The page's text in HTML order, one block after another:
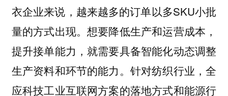
衣企业来说，越来越多的订单以多SKU小批
量的方式出现。想要降低生产和运营成本，
提升接单能力，就需要具备智能化动态调整
生产资料和环节的能力。针对纺织行业，全
应科技工业互联网方案的落地方式和能源行